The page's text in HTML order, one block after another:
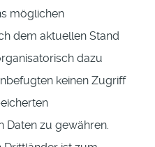
möglichen
dem aktuellen Stand
dazu
keinen Zugriff
Daten zu gewähren.